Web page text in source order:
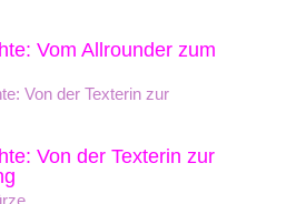
Vom Allrounder zum
Von der Texterin zur